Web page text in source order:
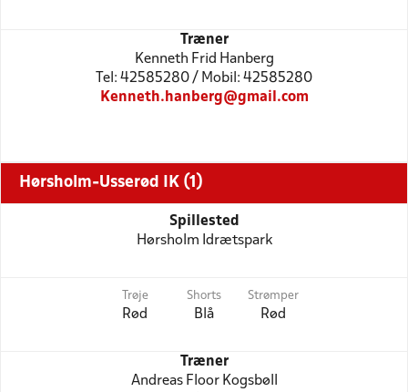
Træner
Kenneth Frid Hanberg
Tel: 42585280 / Mobil: 42585280
Kenneth.hanberg@gmail.com
Hørsholm-Usserød IK (1)
Spillested
Hørsholm Idrætspark
Trøje
Rød
Shorts
Blå
Strømper
Rød
Træner
Andreas Floor Kogsbøll